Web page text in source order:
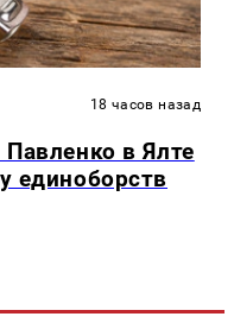
18 часов назад
в Ялте
единоборств